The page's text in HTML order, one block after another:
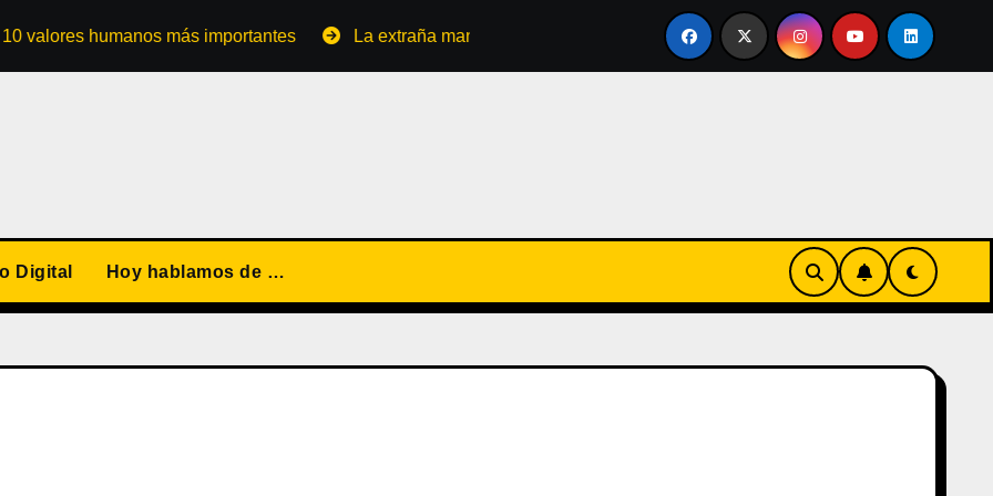
humanos más importantes La extraña manera de convertirse en familia El primer tour de la India Chiquitina
Digital Hoy hablamos de …